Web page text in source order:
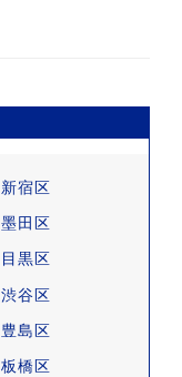
新宿区
墨田区
目黒区
渋谷区
豊島区
板橋区